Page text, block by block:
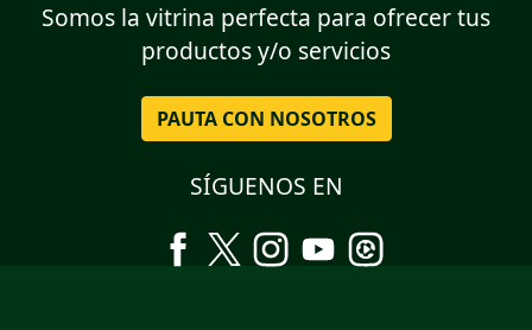
Somos la vitrina perfecta para ofrecer tus
productos y/o servicios
PAUTA CON NOSOTROS
SÍGUENOS EN